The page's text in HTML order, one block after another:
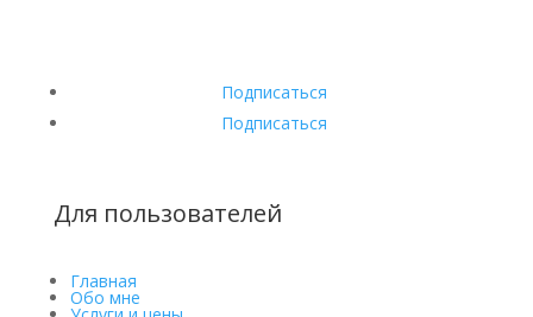
Подписаться
Подписаться
Для пользователей
Главная
Обо мне